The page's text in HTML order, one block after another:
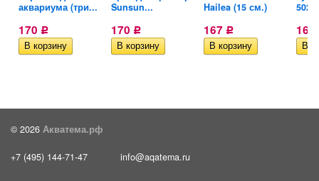
аквариума (три...
170 Р
Sunsun...
170 Р
Hailea (15 см.)
167 Р
502
165
© 2026 Акватема.рф
+7 (495) 144-71-47 info@aqatema.ru